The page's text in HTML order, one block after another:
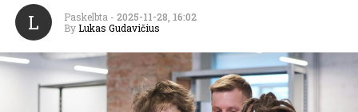
L Paskelbta - 2025-11-28, 16:02
By Lukas Gudavičius